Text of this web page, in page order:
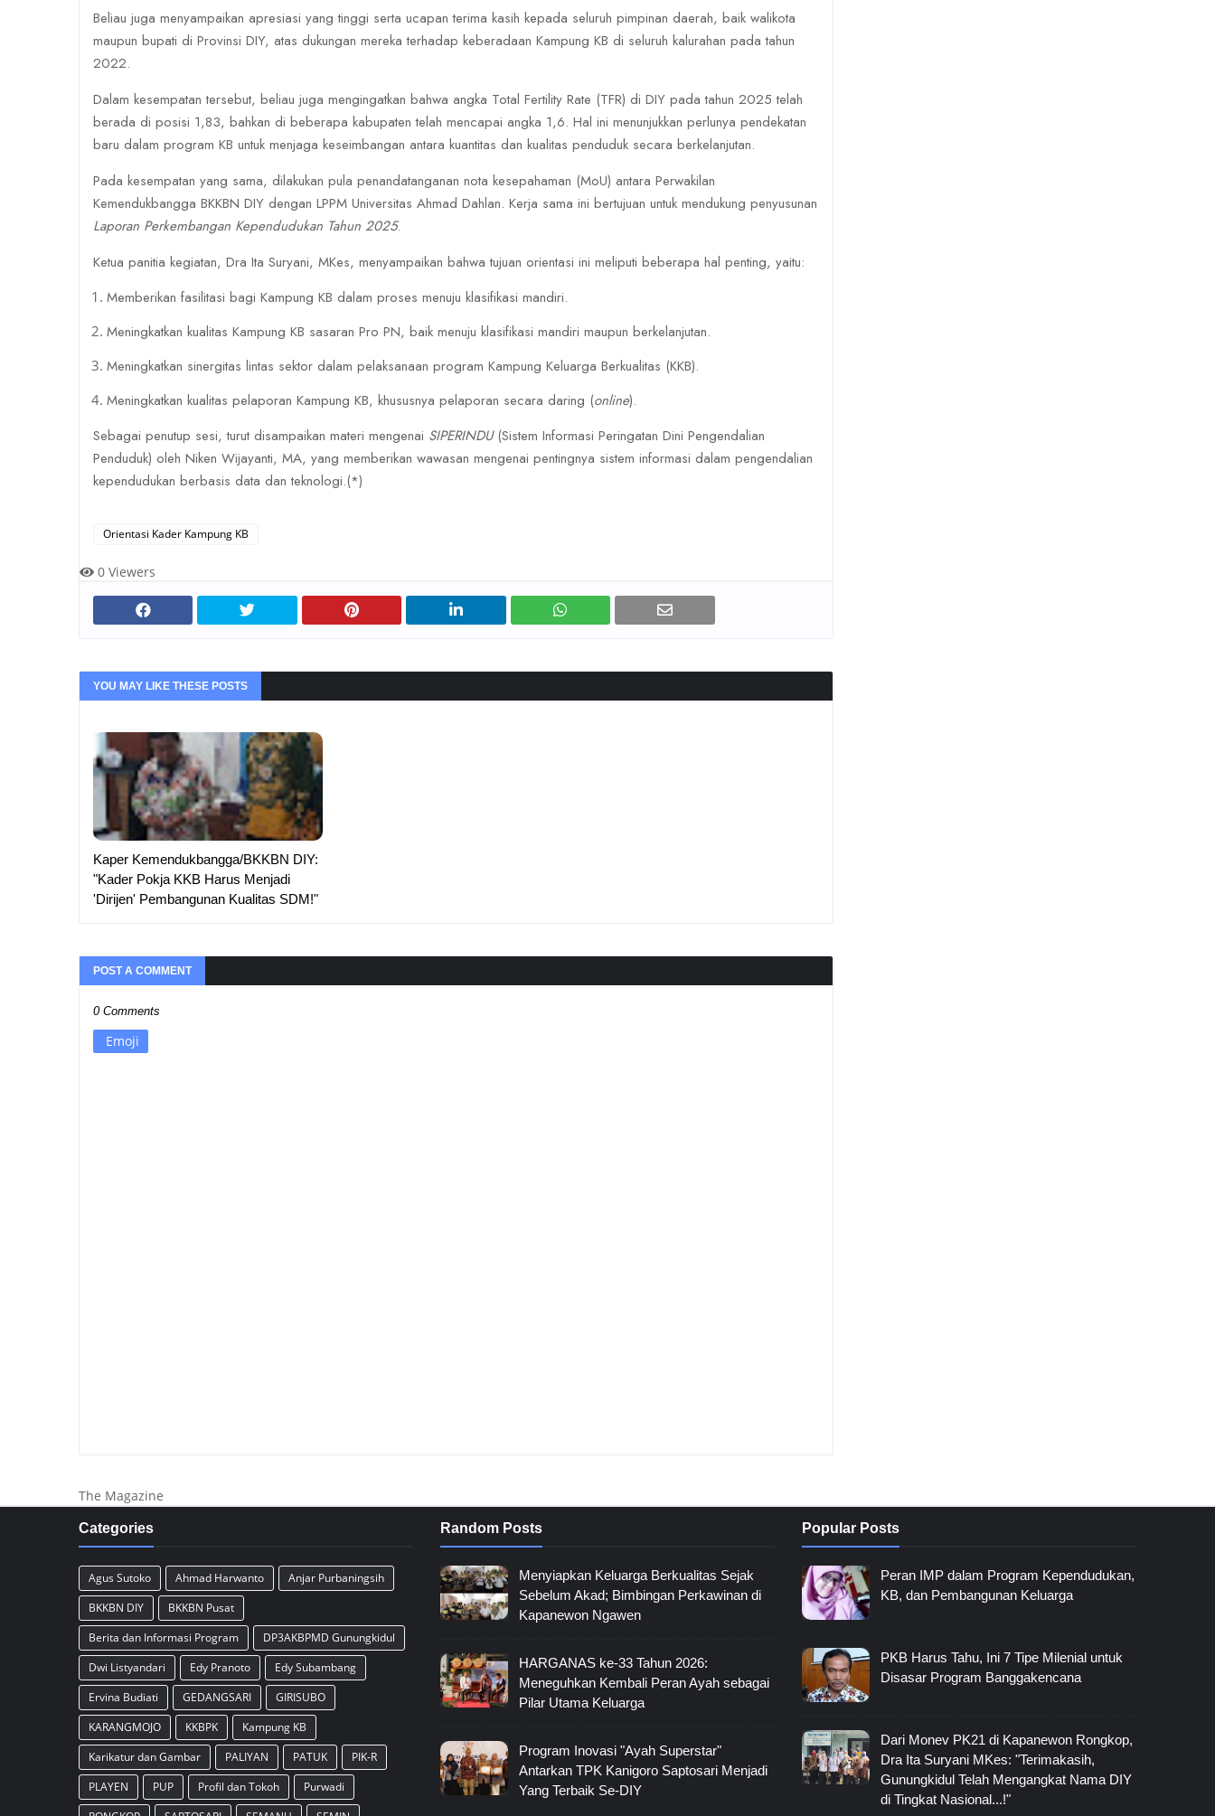
Beliau juga menyampaikan apresiasi yang tinggi serta ucapan terima kasih kepada seluruh pimpinan daerah, baik walikota
maupun bupati di Provinsi DIY, atas dukungan mereka terhadap keberadaan Kampung KB di seluruh kalurahan pada tahun
2022.
Dalam kesempatan tersebut, beliau juga mengingatkan bahwa angka Total Fertility Rate (TFR) di DIY pada tahun 2025 telah
berada di posisi 1,83, bahkan di beberapa kabupaten telah mencapai angka 1,6. Hal ini menunjukkan perlunya pendekatan
baru dalam program KB untuk menjaga keseimbangan antara kuantitas dan kualitas penduduk secara berkelanjutan.
Pada kesempatan yang sama, dilakukan pula penandatanganan nota kesepahaman (MoU) antara Perwakilan
Kemendukbangga BKKBN DIY dengan LPPM Universitas Ahmad Dahlan. Kerja sama ini bertujuan untuk mendukung penyusunan
Laporan Perkembangan Kependudukan Tahun 2025.
Ketua panitia kegiatan, Dra Ita Suryani, MKes, menyampaikan bahwa tujuan orientasi ini meliputi beberapa hal penting, yaitu:
Memberikan fasilitasi bagi Kampung KB dalam proses menuju klasifikasi mandiri.
Meningkatkan kualitas Kampung KB sasaran Pro PN, baik menuju klasifikasi mandiri maupun berkelanjutan.
Meningkatkan sinergitas lintas sektor dalam pelaksanaan program Kampung Keluarga Berkualitas (KKB).
Meningkatkan kualitas pelaporan Kampung KB, khususnya pelaporan secara daring (online).
Sebagai penutup sesi, turut disampaikan materi mengenai SIPERINDU(Sistem Informasi Peringatan Dini Pengendalian
Penduduk) oleh Niken Wijayanti, MA, yang memberikan wawasan mengenai pentingnya sistem informasi dalam pengendalian
kependudukan berbasis data dan teknologi.(*)
Orientasi Kader Kampung KB
0 Viewers
YOU MAY LIKE THESE POSTS
Kaper Kemendukbangga/BKKBN DIY:
"Kader Pokja KKB Harus Menjadi
'Dirijen' Pembangunan Kualitas SDM!"
POST A COMMENT
0 Comments
Emoji
The Magazine
Categories
Agus Sutoko Ahmad Harwanto
Anjar Purbaningsih
BKKBN DIY
BKKBN Pusat
Berita dan Informasi Program
DP3AKBPMD Gunungkidul
Dwi Listyandari
Edy Pranoto
Edy Subambang
Ervina Budiati
GEDANGSARI
GIRISUBO
KARANGMOJO
KKBPK
Kampung KB
Karikatur dan Gambar
PALIYAN PATUK
PIK-R
PLAYEN
PUP Profil dan Tokoh
Purwadi
Random Posts
Menyiapkan Keluarga Berkualitas Sejak
Sebelum Akad; Bimbingan Perkawinan di
Kapanewon Ngawen
HARGANAS ke-33 Tahun 2026:
Meneguhkan Kembali Peran Ayah sebagai
Pilar Utama Keluarga
Program Inovasi "Ayah Superstar"
Antarkan TPK Kanigoro Saptosari Menjadi
Yang Terbaik Se-DIY
Popular Posts
Peran IMP dalam Program Kependudukan,
KB, dan Pembangunan Keluarga
PKB Harus Tahu, Ini 7 Tipe Milenial untuk
Disasar Program Banggakencana
Dari Monev PK21 di Kapanewon Rongkop,
Dra Ita Suryani MKes: "Terimakasih,
Gunungkidul Telah Mengangkat Nama DIY
di Tingkat Nasional...!"